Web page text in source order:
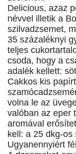
Delicious, azaz
névvel illetik a
szilvadzsemet,
35 százaléknyi
teljes
csoda, hogy a
adalék kellett:
Cakkos kis
volna le az
valóban az eper
aromával
kell: a 25 dkg-
Ugyanennyiért